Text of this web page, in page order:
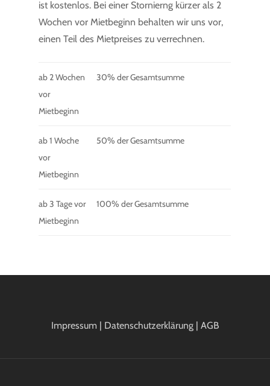
ist kostenlos. Bei einer Stornierng kürzer als 2
Wochen vor Mietbeginn behalten wir uns vor,
einen Teil des Mietpreises zu verrechnen.
ab 2 Wochen
vor
Mietbeginn
30% der Gesamtsumme
ab 1 Woche
vor
Mietbeginn
50% der Gesamtsumme
ab 3 Tage vor
Mietbeginn
100% der Gesamtsumme
Impressum | Datenschutzerklärung| AGB